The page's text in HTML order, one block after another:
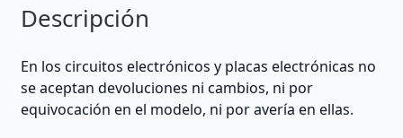
(ver
2
cm
de
Descripción
En los circuitos electrónicos y placas electrónicas no
se aceptan devoluciones ni cambios, ni por
equivocación en el modelo, ni por avería en ellas.